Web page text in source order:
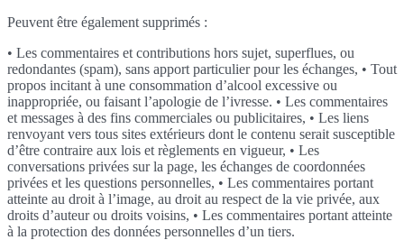
Peuvent être également supprimés :
• Les commentaires et contributions hors sujet, superflues, ou
redondantes (spam), sans apport particulier pour les échanges, • Tout
propos incitant à une consommation d’alcool excessive ou
inappropriée, ou faisant l’apologie de l’ivresse. • Les commentaires
et messages à des fins commerciales ou publicitaires, • Les liens
renvoyant vers tous sites extérieurs dont le contenu serait susceptible
d’être contraire aux lois et règlements en vigueur, • Les
conversations privées sur la page, les échanges de coordonnées
privées et les questions personnelles, • Les commentaires portant
atteinte au droit à l’image, au droit au respect de la vie privée, aux
droits d’auteur ou droits voisins, • Les commentaires portant atteinte
à la protection des données personnelles d’un tiers.